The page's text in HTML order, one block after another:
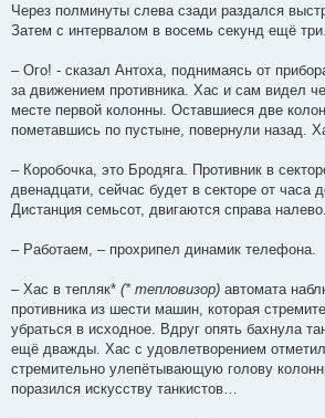
Через полминуты слева сзади раздался
Затем с интервалом в восемь секунд ещё три.
– Ого! - сказал Антоха, поднимаясь от
за движением противника. Хас и сам видел
месте первой колонны. Оставшиеся две
пометавшись по пустыне, повернули назад.
– Коробочка, это Бродяга. Противник в
двенадцати, сейчас будет в секторе от часа
Дистанция семьсот, двигаются справа налево.
– Работаем, – прохрипел динамик телефона.
– Хас в тепляк* (* тепловизор) автомата
противника из шести машин, которая
убраться в исходное. Вдруг опять бахнула
ещё дважды. Хас с удовлетворением
стремительно улепётывающую голову
поразился искусству танкистов…